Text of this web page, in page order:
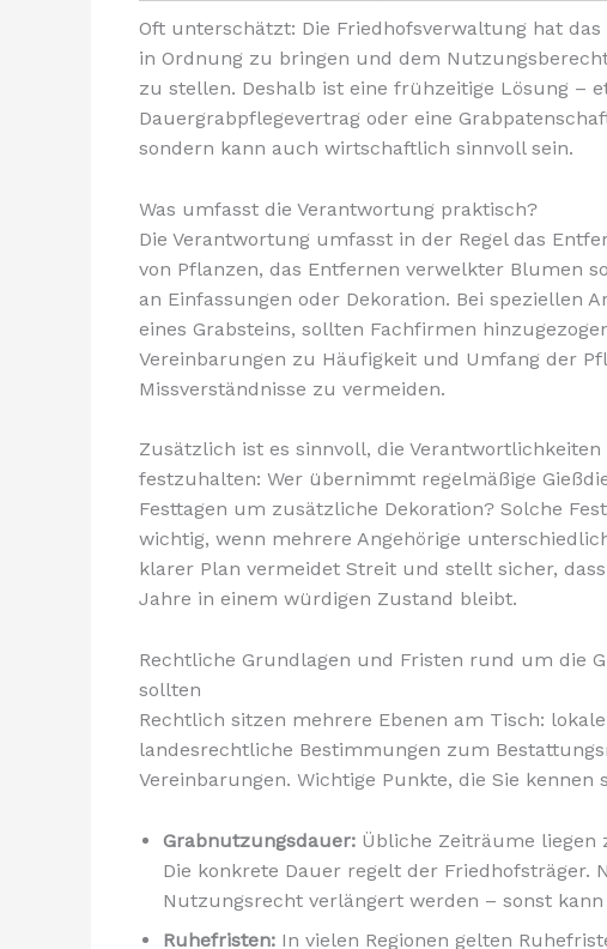
Oft unterschätzt: Die Friedhofsverwaltung hat das
in Ordnung zu bringen und dem
zu stellen. Deshalb ist eine frühzeitige Lösung –
Dauergrabpflegevertrag oder eine
sondern kann auch wirtschaftlich sinnvoll sein.
Was umfasst die Verantwortung praktisch?
Die Verantwortung umfasst in der Regel das
von Pflanzen, das Entfernen verwelkter Blumen
an Einfassungen oder Dekoration. Bei speziellen
eines Grabsteins, sollten Fachfirmen
Vereinbarungen zu Häufigkeit und Umfang der
Missverständnisse zu vermeiden.
Zusätzlich ist es sinnvoll, die
festzuhalten: Wer übernimmt regelmäßige
Festtagen um zusätzliche Dekoration? Solche
wichtig, wenn mehrere Angehörige
klarer Plan vermeidet Streit und stellt sicher,
Jahre in einem würdigen Zustand bleibt.
Rechtliche Grundlagen und Fristen rund um die
sollten
Rechtlich sitzen mehrere Ebenen am Tisch:
landesrechtliche Bestimmungen zum
Vereinbarungen. Wichtige Punkte, die Sie kennen
Grabnutzungsdauer: Übliche Zeiträume liegen
Die konkrete Dauer regelt der Friedhofsträger.
Nutzungsrecht verlängert werden – sonst
Ruhefristen: In vielen Regionen gelten